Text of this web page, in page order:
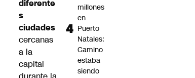
diferente
s
ciudades
cercanas
a la
capital
millones
en
Puerto
Natales:
Camino
estaba
siendo